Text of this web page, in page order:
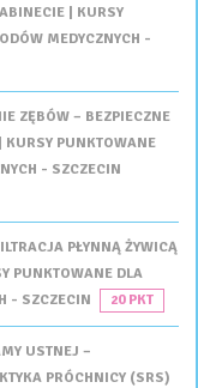
| KURSY
MEDYCZNYCH -
ZĘBÓW – BEZPIECZNE
PUNKTOWANE
- SZCZECIN
PŁYNNĄ ŻYWICĄ
PUNKTOWANE DLA
- SZCZECIN
20 PKT
USTNEJ –
PRÓCHNICY (SRS)